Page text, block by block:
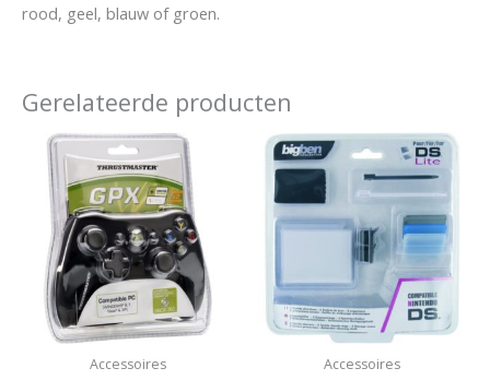
rood, geel, blauw of groen.
Gerelateerde producten
Accessoires Accessoires